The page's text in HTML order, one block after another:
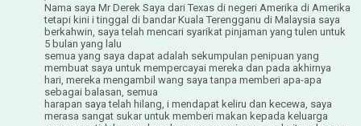
Nama saya Mr Derek Saya dari Texas di negeri Amerika di Amerika
tetapi kini i tinggal di bandar Kuala Terengganu di Malaysia saya
berkahwin, saya telah mencari syarikat pinjaman yang tulen untuk
5 bulan yang lalu
semua yang saya dapat adalah sekumpulan penipuan yang
membuat saya untuk mempercayai mereka dan pada akhirnya
hari, mereka mengambil wang saya tanpa memberi apa-apa
sebagai balasan, semua
harapan saya telah hilang, i mendapat keliru dan kecewa, saya
merasa sangat sukar untuk memberi makan kepada keluarga